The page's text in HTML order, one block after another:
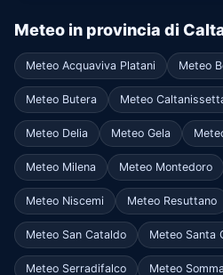
Meteo in provincia di
Meteo Acquaviva Platani Meteo
Meteo Butera Meteo
Meteo Delia Meteo Gela
Meteo Milena Meteo Montedoro
Meteo Niscemi Meteo Resuttano
Meteo San Cataldo Meteo Santa
Meteo Serradifalco Meteo